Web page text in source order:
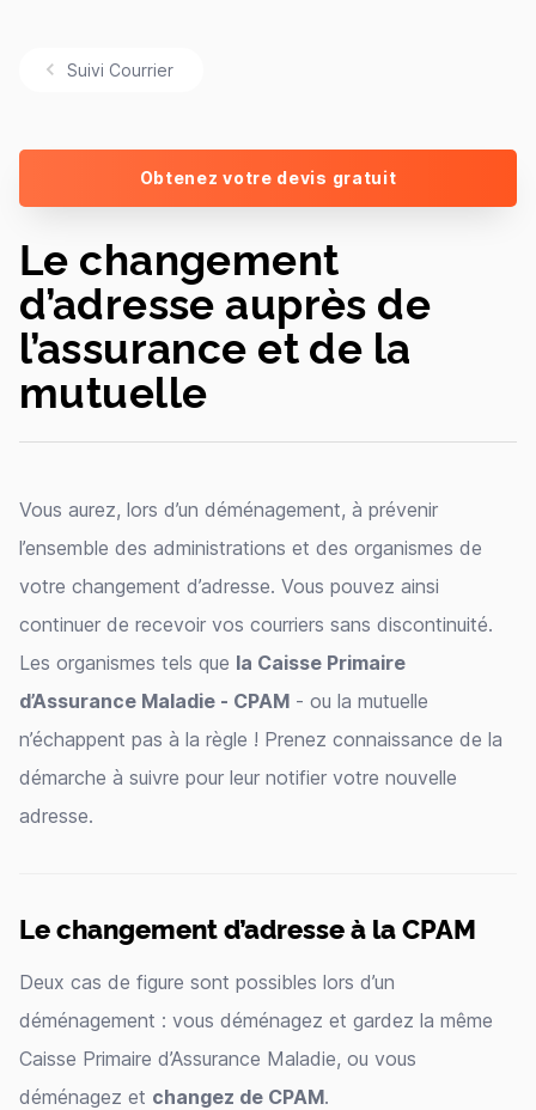
Suivi Courrier
Obtenez votre devis gratuit
Le changement
d’adresse auprès de
l’assurance et de la
mutuelle
Vous aurez, lors d’un déménagement, à prévenir
l’ensemble des administrations et des organismes de
votre changement d’adresse. Vous pouvez ainsi
continuer de recevoir vos courriers sans discontinuité.
Les organismes tels que la Caisse Primaire
d’Assurance Maladie - CPAM - ou la mutuelle
n’échappent pas à la règle ! Prenez connaissance de la
démarche à suivre pour leur notifier votre nouvelle
adresse.
Le changement d’adresse à la CPAM
Deux cas de figure sont possibles lors d’un
déménagement : vous déménagez et gardez la même
Caisse Primaire d’Assurance Maladie, ou vous
déménagez et changez de CPAM.